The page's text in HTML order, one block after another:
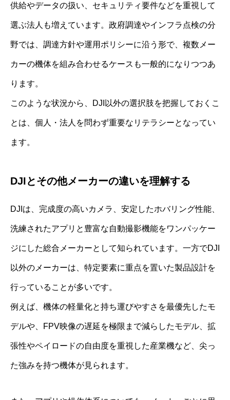
供給やデータの扱い、セキュリティ要件などを重視して
選ぶ法人も増えています。政府調達やインフラ点検の分
野では、調達方針や運用ポリシーに沿う形で、複数メー
カーの機体を組み合わせるケースも一般的になりつつあ
ります。
このような状況から、DJI以外の選択肢を把握しておくこ
とは、個人・法人を問わず重要なリテラシーとなってい
ます。
DJIとその他メーカーの違いを理解する
DJIは、完成度の高いカメラ、安定したホバリング性能、
洗練されたアプリと豊富な自動撮影機能をワンパッケー
ジにした総合メーカーとして知られています。一方でDJI
以外のメーカーは、特定要素に重点を置いた製品設計を
行っていることが多いです。
例えば、機体の軽量化と持ち運びやすさを最優先したモ
デルや、FPV映像の遅延を極限まで減らしたモデル、拡
張性やペイロードの自由度を重視した産業機など、尖っ
た強みを持つ機体が見られます。